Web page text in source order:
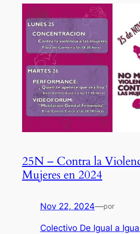
25N – Contra la
Mujeres en 2024
Nov 22, 2024—por
Colectivo De Igual a